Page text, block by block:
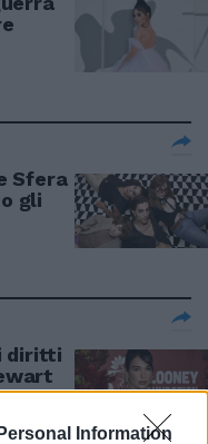
Information
Sfera
gli
diritti